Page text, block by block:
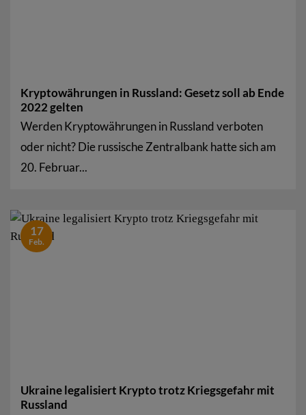
Kryptowährungen in Russland: Gesetz soll ab Ende
2022 gelten
Werden Kryptowährungen in Russland verboten
oder nicht? Die russische Zentralbank hatte sich am
20. Februar...
Ukraine legalisiert Krypto trotz Kriegsgefahr mit
Russland
17
Feb.